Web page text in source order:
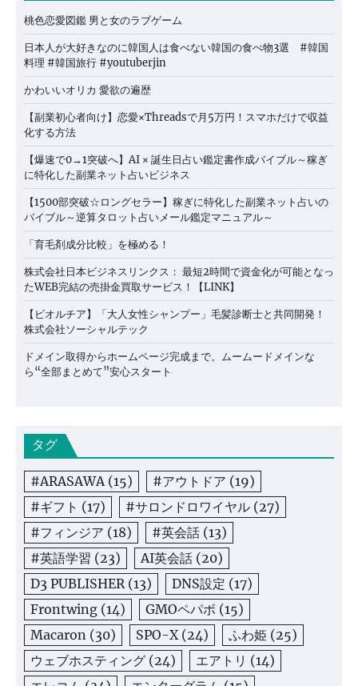
桃色恋愛図鑑 男と女のラブゲーム
日本人が大好きなのに韓国人は食べない韓国の食べ物3選 #韓国
料理 #韓国旅行 #youtuberjin
かわいいオリカ 愛欲の遍歴
【副業初心者向け】恋愛×Threadsで月5万円！スマホだけで収益
化する方法
【爆速で0→1突破へ】AI × 誕生日占い鑑定書作成バイブル～稼ぎ
に特化した副業ネット占いビジネス
【1500部突破☆ロングセラー】稼ぎに特化した副業ネット占いの
バイブル～逆算タロット占いメール鑑定マニュアル～
「育毛剤成分比較」を極める！
株式会社日本ビジネスリンクス： 最短2時間で資金化が可能となっ
たWEB完結の売掛金買取サービス！【LINK】
【ビオルチア】「大人女性シャンプー」毛髪診断士と共同開発！
株式会社ソーシャルテック
ドメイン取得からホームページ完成まで。ムームードメインな
ら“全部まとめて”安心スタート
タグ
#ARASAWA(15) #アウトドア (19)
#ギフト (17) #サロンドロワイヤル (27)
#フィンジア (18) #英会話 (13)
#英語学習 (23) AI英会話 (20)
D3 PUBLISHER(13) DNS設定 (17)
Frontwing (14) GMOペパボ (15)
Macaron (30) SPO-X(24) ふわ姫 (25)
ウェブホスティング (24) エアトリ (14)